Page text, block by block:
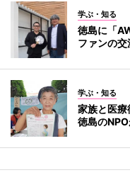
学ぶ・知る
徳島に「
ファンの交
学ぶ・知る
家族と医
徳島の